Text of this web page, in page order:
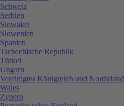
Schweiz
Serbien
Slowakei
Slowenien
Spanien
Tschechische Republik
Türkei
Ungarn
Vereinigtes Königreich und Nordirland
Wales
Zypern